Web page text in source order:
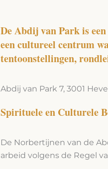
De Abdij van Park is
een cultureel centrum
tentoonstellingen,
Abdij van Park 7, 3001
Spirituele en Culturele
De Norbertijnen van de
arbeid volgens de Regel